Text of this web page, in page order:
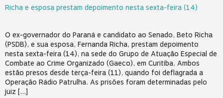
Richa e esposa prestam depoimento nesta sexta-feira (14)
O ex-governador do Paraná e candidato ao Senado, Beto Richa
(PSDB), e sua esposa, Fernanda Richa, prestam depoimento
nesta sexta-feira (14), na sede do Grupo de Atuação Especial de
Combate ao Crime Organizado (Gaeco), em Curitiba. Ambos
estão presos desde terça-feira (11), quando foi deflagrada a
Operação Rádio Patrulha. As prisões foram determinadas pelo
juiz […]